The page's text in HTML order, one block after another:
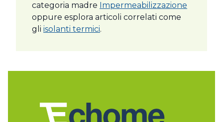
categoria madre Impermeabilizzazione
oppure esplora articoli correlati come
gli isolanti termici.